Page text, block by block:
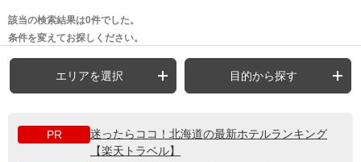
該当の検索結果は0件でした。
条件を変えてお探しください。
エリアを選択 目的から探す
PR
迷ったらココ！北海道の最新ホテルランキング
【楽天トラベル】